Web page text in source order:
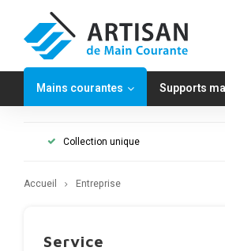
Mains courantes Supports
Collection unique
Accueil Entreprise
Service